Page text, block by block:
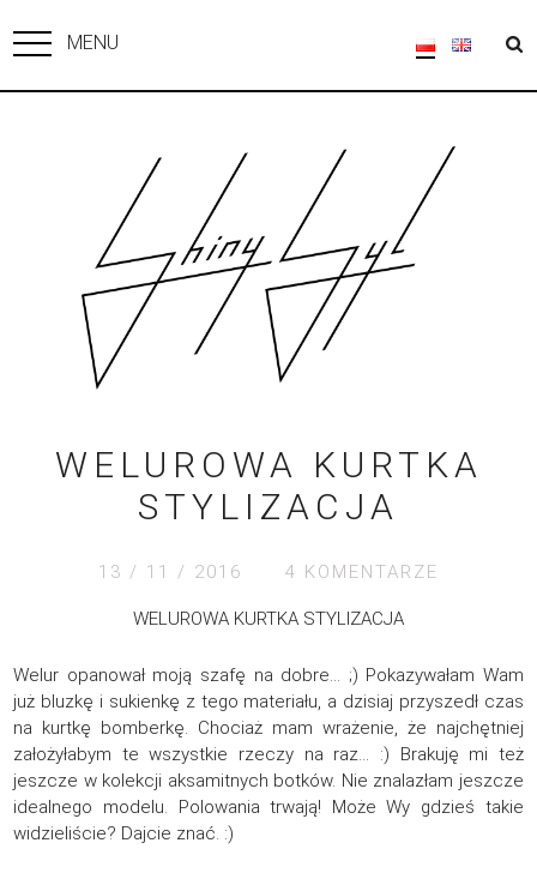
MENU
WELUROWA KURTKA
STYLIZACJA
13 / 11 / 2016 4 KOMENTARZE
WELUROWA KURTKA STYLIZACJA
Welur opanował moją szafę na dobre… ;) Pokazywałam Wam
już bluzkę i sukienkę z tego materiału, a dzisiaj przyszedł czas
na kurtkę bomberkę. Chociaż mam wrażenie, że najchętniej
założyłabym te wszystkie rzeczy na raz… :) Brakuję mi też
jeszcze w kolekcji aksamitnych botków. Nie znalazłam jeszcze
idealnego modelu. Polowania trwają! Może Wy gdzieś takie
widzieliście? Dajcie znać. :)